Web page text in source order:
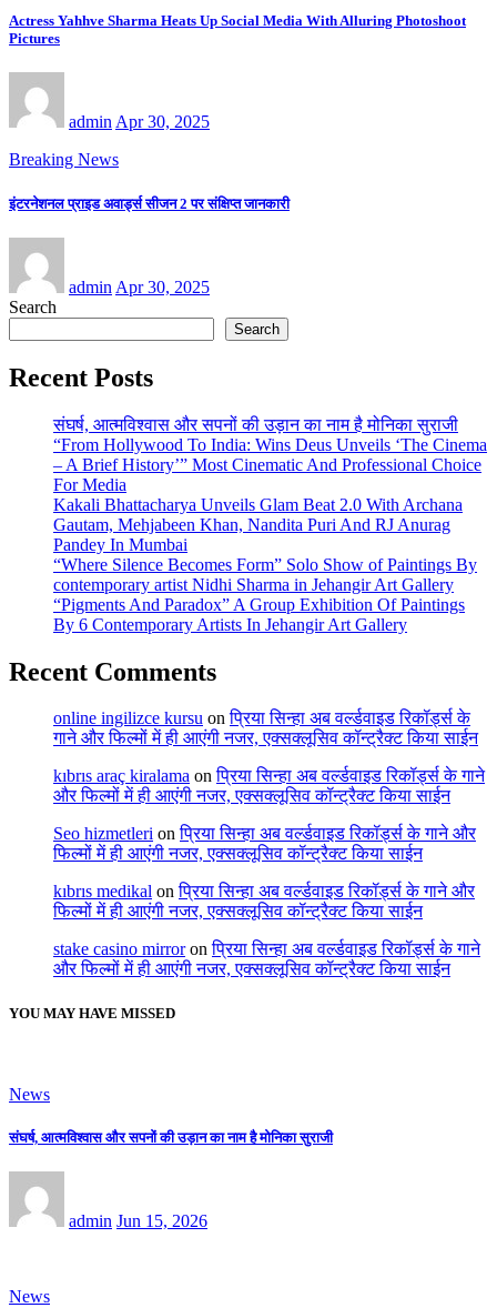
Actress Yahhve Sharma Heats Up Social Media With Alluring Photoshoot
Pictures
adminApr 30, 2025
Breaking News
इंटरनेशनल प्राइड अवार्ड्स सीजन 2 पर संक्षिप्त जानकारी
admin Apr 30, 2025
Search
Search
Recent Posts
संघर्ष, आत्मविश्वास और सपनों की उड़ान का नाम है मोनिका सुराजी
“From Hollywood To India: Wins Deus Unveils ‘The Cinema
– A Brief History’” Most Cinematic And Professional Choice
For Media
Kakali Bhattacharya Unveils Glam Beat 2.0 With Archana
Gautam, Mehjabeen Khan, Nandita Puri And RJ Anurag
Pandey In Mumbai
“Where Silence Becomes Form” Solo Show of Paintings By
contemporary artist Nidhi Sharma in Jehangir Art Gallery
“Pigments And Paradox” A Group Exhibition Of Paintings
By 6 Contemporary Artists In Jehangir Art Gallery
Recent Comments
online ingilizce kursu onप्रिया सिन्हा अब वर्ल्डवाइड रिकॉर्ड्स के
गाने और फिल्मों में ही आएंगी नजर, एक्सक्लूसिव कॉन्ट्रैक्ट किया साईन
kıbrıs araç kiralama onप्रिया सिन्हा अब वर्ल्डवाइड रिकॉर्ड्स के गाने
और फिल्मों में ही आएंगी नजर, एक्सक्लूसिव कॉन्ट्रैक्ट किया साईन
Seo hizmetleri onप्रिया सिन्हा अब वर्ल्डवाइड रिकॉर्ड्स के गाने और
फिल्मों में ही आएंगी नजर, एक्सक्लूसिव कॉन्ट्रैक्ट किया साईन
kıbrıs medikal onप्रिया सिन्हा अब वर्ल्डवाइड रिकॉर्ड्स के गाने और
फिल्मों में ही आएंगी नजर, एक्सक्लूसिव कॉन्ट्रैक्ट किया साईन
stake casino mirroronप्रिया सिन्हा अब वर्ल्डवाइड रिकॉर्ड्स के गाने
और फिल्मों में ही आएंगी नजर, एक्सक्लूसिव कॉन्ट्रैक्ट किया साईन
YOU MAY HAVE MISSED
News
संघर्ष, आत्मविश्वास और सपनों की उड़ान का नाम है मोनिका सुराजी
admin Jun 15, 2026
News